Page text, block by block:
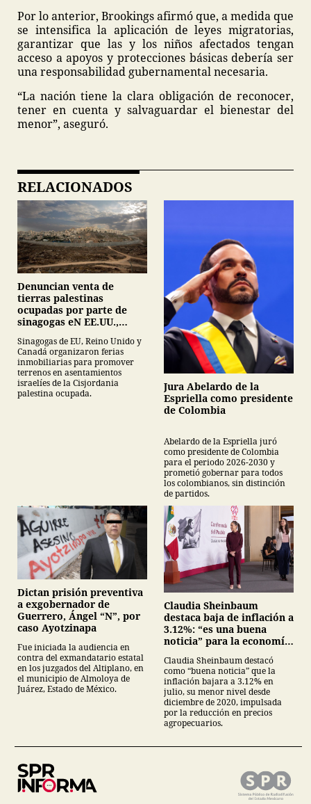
Por lo anterior, Brookings afirmó que, a medida que
se intensifica la aplicación de leyes migratorias,
garantizar que las y los niños afectados tengan
acceso a apoyos y protecciones básicas debería ser
una responsabilidad gubernamental necesaria.
“La nación tiene la clara obligación de reconocer,
tener en cuenta y salvaguardar el bienestar del
menor”, aseguró.
RELACIONADOS
Denuncian venta de
tierras palestinas
ocupadas por parte de
sinagogas eN EE.UU.,
Sinagogas de EU, Reino Unido y
Canadá organizaron ferias
inmobiliarias para promover
terrenos en asentamientos
israelíes de la Cisjordania
palestina ocupada.
Jura Abelardo de la
Espriella como presidente
de Colombia
Abelardo de la Espriella juró
como presidente de Colombia
para el periodo 2026-2030 y
prometió gobernar para todos
los colombianos, sin distinción
de partidos.
Dictan prisión preventiva
a exgobernador de
Guerrero, Ángel “N”, por
caso Ayotzinapa
Fue iniciada la audiencia en
contra del exmandatario estatal
en los juzgados del Altiplano, en
el municipio de Almoloya de
Juárez, Estado de México.
Claudia Sheinbaum
destaca baja de inflación a
3.12%: “es una buena
noticia” para la economía
Claudia Sheinbaum destacó
como “buena noticia” que la
inflación bajara a 3.12% en
julio, su menor nivel desde
diciembre de 2020, impulsada
por la reducción en precios
agropecuarios.